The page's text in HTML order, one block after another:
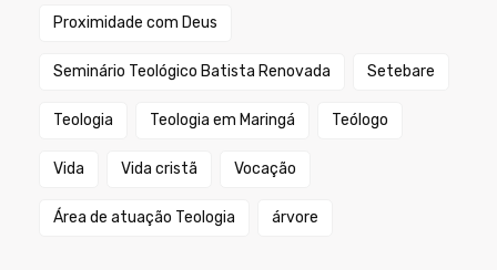
Proximidade com Deus
Seminário Teológico Batista Renovada Setebare
Teologia Teologia em Maringá Teólogo
Vida Vida cristã Vocação
Área de atuação Teologia árvore